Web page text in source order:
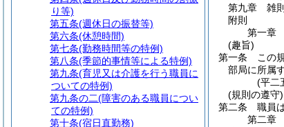
第九章
雑則
附則
第一章
(趣旨)
第一条
この
部局に所属
(平二
(規則の遵守)
第二条
職員
第二章
り等)
第五条(週休日の振替等)
第六条(休憩時間)
第七条(勤務時間等の特例)
第八条(季節的事情等による特例)
第九条(育児又は介護を行う職員に
ついての特例)
第九条の二(障害のある職員につい
ての特例)
第十条(宿日直勤務)